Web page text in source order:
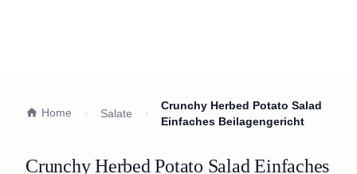
Home Salate
Crunchy Herbed Potato Salad
Einfaches Beilagengericht
Crunchy Herbed Potato Salad Einfaches